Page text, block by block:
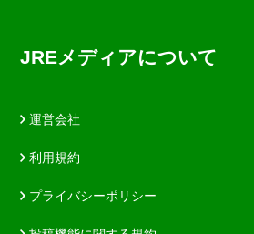
JREメディアについて
運営会社
利用規約
プライバシーポリシー